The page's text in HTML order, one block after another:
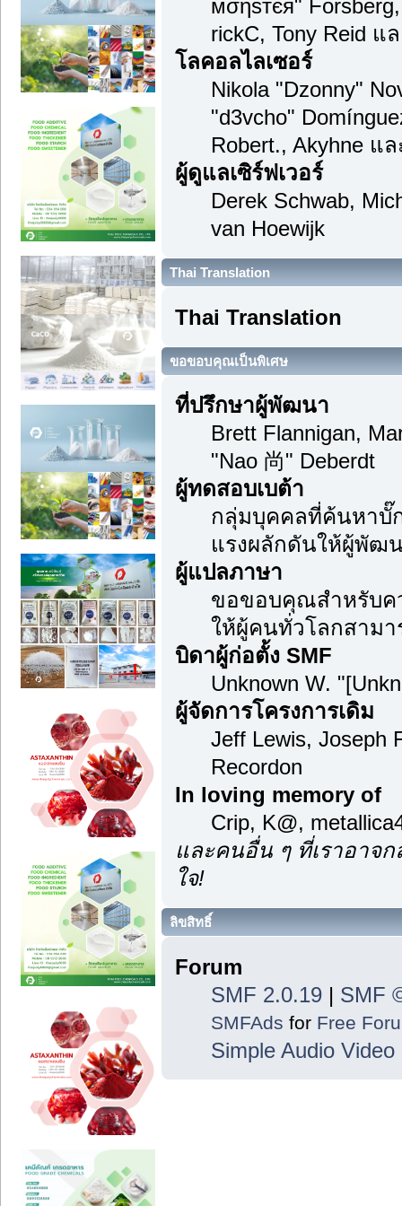
мσηѕтєя"
rickC, Tony Reid แ
โลคอลไลเซอร์
Nikola "Dzonny"
"d3vcho"
Robert., Akyhne แ
ผู้ดูแลเซิร์ฟเวอร์
Derek Schwab,
van Hoewijk
Thai Translation
Thai Translation
ขอขอบคุณเป็นพิเศษ
ที่ปรึกษาผู้พัฒนา
Brett Flannigan,
"Nao 尚" Deberdt
ผู้ทดสอบเบต้า
กลุ่มบุคคลที่ค้นหาบั๊
แรงผลักดันให้ผู้พัฒ
ผู้แปลภาษา
ขอขอบคุณสำหรับ
ให้ผู้คนทั่วโลกสามา
บิดาผู้ก่อตั้ง SMF
Unknown W.
ผู้จัดการโครงการเดิม
Jeff Lewis, Joseph
Recordon
In loving memory of
Crip, K@,
และคนอื่น ๆ ที่เราอาจ
ใจ!
ลิขสิทธิ์
Forum
SMF 2.0.19| SMF
SMFAds for Free
Simple Audio